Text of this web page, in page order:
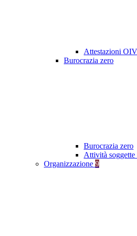
Attestazioni
Burocrazia zero
Burocrazia zero
Attività
Organizzazione 9